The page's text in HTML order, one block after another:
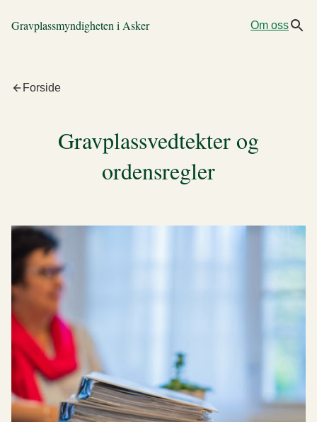
Gravplassmyndigheten i Asker Om oss
Forside
Gravplassvedtekter og
ordensregler